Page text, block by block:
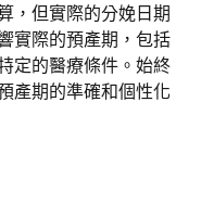
，但實際的分娩日期
實際的預產期，包括
定的醫療條件。始終
產期的準確和個性化